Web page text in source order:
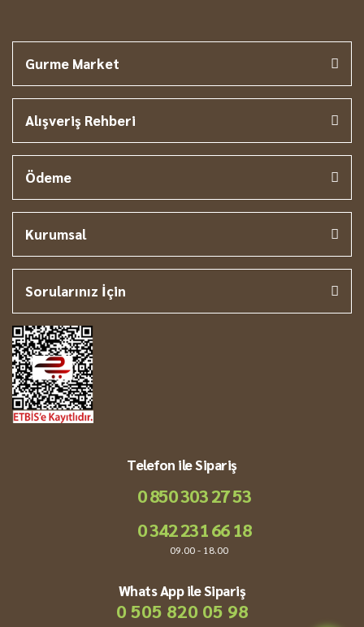
Gurme Market
Alışveriş Rehberi
Ödeme
Kurumsal
Sorularınız İçin
Telefon ile Sipariş
0 850 303 27 53
0 342 231 66 18
09.00 - 18.00
Whats App ile Sipariş
0 505 820 05 98